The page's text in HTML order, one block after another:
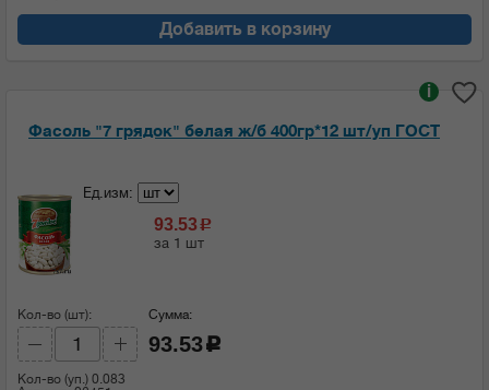
Добавить в корзину
Фасоль "7 грядок" белая ж/б 400гр*12 шт/уп ГОСТ
i
Ед.изм:
93.53 c
за 1 шт
Кол-во (шт):
Кол-во (уп.) 0.083
Сумма:
93.53 c